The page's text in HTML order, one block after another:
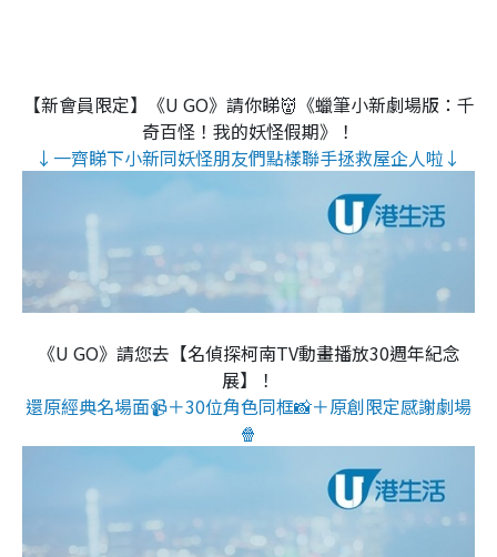
【新會員限定】《U GO》請你睇👹《蠟筆小新劇場版：千
奇百怪！我的妖怪假期》！
↓一齊睇下小新同妖怪朋友們點樣聯手拯救屋企人啦↓
《U GO》請您去【名偵探柯南TV動畫播放30週年紀念
展】！
還原經典名場面📹＋30位角色同框📸＋原創限定感謝劇場
🍿